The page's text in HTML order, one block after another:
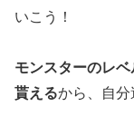
いこう！
モンスターのレ
貰えるから、自分